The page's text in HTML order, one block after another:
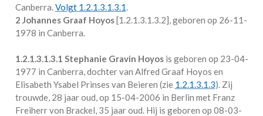
Canberra.Volgt 1.2.1.3.1.3.1.
2 Johannes Graaf Hoyos[1.2.1.3.1.3.2], geboren op 26-11-
1978 in Canberra.
1.2.1.3.1.3.1 Stephanie Gravin Hoyosis geboren op 23-04-
1977 in Canberra, dochter van Alfred Graaf Hoyos en
Elisabeth Ysabel Prinses van Beieren (zie 1.2.1.3.1.3). Zij
trouwde, 28 jaar oud, op 15-04-2006 in Berlin met Franz
Freiherr von Brackel, 35 jaar oud. Hij is geboren op 08-03-